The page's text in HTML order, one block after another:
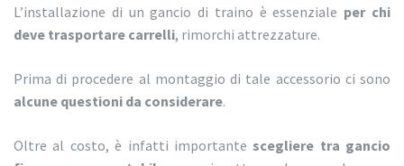
L’installazione di un gancio di traino è essenziale per chi
deve trasportare carrelli, rimorchi attrezzature.
Prima di procedere al montaggio di tale accessorio ci sono
alcune questioni da considerare.
Oltre al costo, è infatti importante scegliere tra gancio